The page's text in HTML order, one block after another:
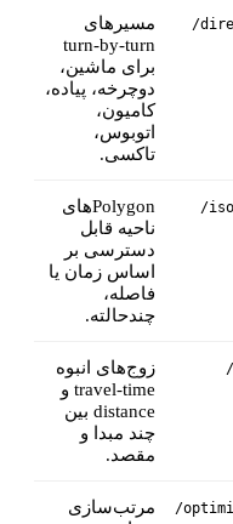
مسیرهای
turn-by-turn
برای ماشین،
دوچرخه، پیاده،
کامیون،
اتوبوس،
تاکسی.
Polygon‌های
ناحیه قابل
دسترسی بر
اساس زمان یا
فاصله،
چندحالته.
زوج‌های انبوه
travel-time و
distance بین
چند مبدا و
مقصد.
مرتب‌سازی